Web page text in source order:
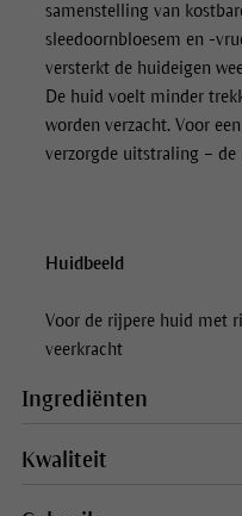
samenstelling van
sleedoornbloesem en -
versterkt de huideigen
De huid voelt minder
worden verzacht. Voor
verzorgde uitstraling – de
Huidbeeld
Voor de rijpere huid met
veerkracht
Ingrediënten
Kwaliteit